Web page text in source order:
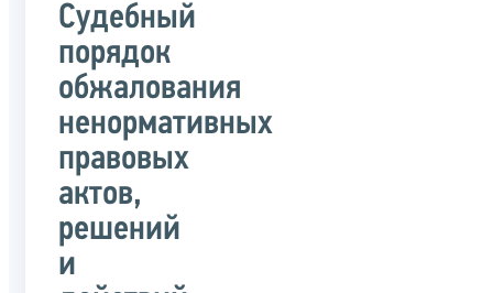
Судебный
порядок
обжалования
ненормативных
правовых
актов,
решений
и